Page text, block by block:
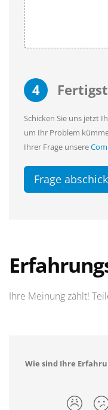
4
Schicken Sie uns jetzt
um Ihr Problem
Ihrer Frage unsere
Frage
Ihre Meinung zählt!
Wie sind Ihre